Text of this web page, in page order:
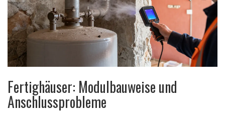
Fertighäuser: Modulbauweise und
Anschlussprobleme